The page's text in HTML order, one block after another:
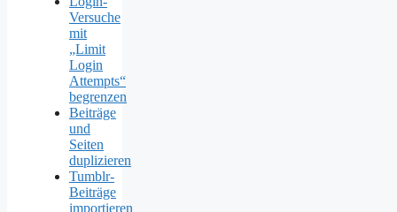
Versuche
mit
„Limit
Login
Attempts“
begrenzen
Beiträge
und
Seiten
duplizieren
Tumblr-
Beiträge
importieren